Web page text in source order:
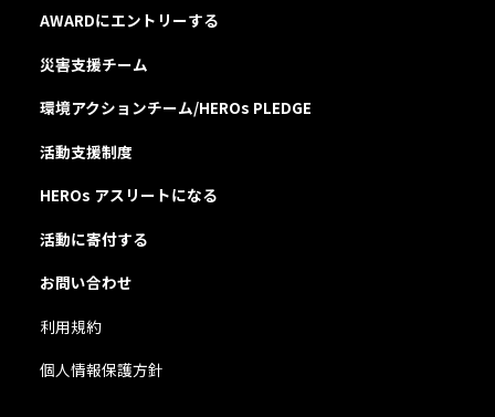
AWARDにエントリーする
災害支援チーム
環境アクションチーム/HEROs PLEDGE
活動支援制度
HEROs アスリートになる
活動に寄付する
お問い合わせ
利用規約
個人情報保護方針